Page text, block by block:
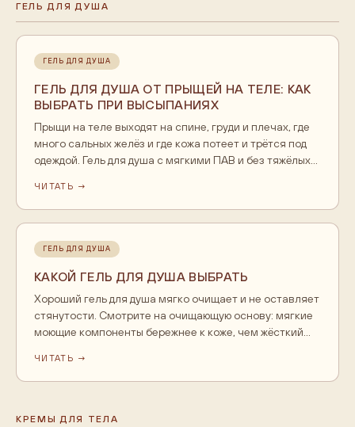
ГЕЛЬ ДЛЯ ДУША
ГЕЛЬ ДЛЯ ДУША
ГЕЛЬ ДЛЯ ДУША ОТ ПРЫЩЕЙ НА ТЕЛЕ: КАК
ВЫБРАТЬ ПРИ ВЫСЫПАНИЯХ
Прыщи на теле выходят на спине, груди и плечах, где
много сальных желёз и где кожа потеет и трётся под
одеждой. Гель для душа с мягкими ПАВ и без тяжёлых
поры чистыми, снижая поводы для новых высыпаний.
Это уход и очищение, а не лечение акне. При тяжёлых
формах с узлами и рубцами нужен дерматолог.
ЧИТАТЬ →
ГЕЛЬ ДЛЯ ДУША
КАКОЙ ГЕЛЬ ДЛЯ ДУША ВЫБРАТЬ
Хороший гель для душа мягко очищает и не оставляет
стянутости. Смотрите на очищающую основу: мягкие
моющие компоненты бережнее к коже, чем жёсткий
формулы с увлажняющими добавками и без спирта в
начале состава. Отдушка это вопрос вкуса, но при
полегче.
ЧИТАТЬ →
КРЕМЫ ДЛЯ ТЕЛА